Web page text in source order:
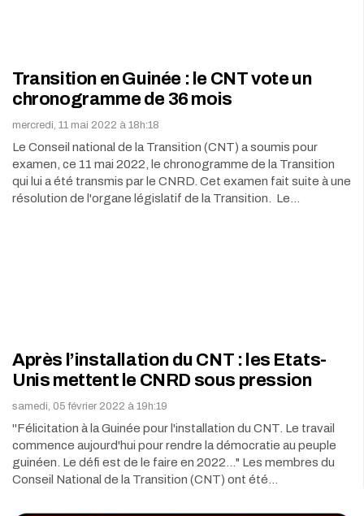
Transition en Guinée : le CNT vote un
chronogramme de 36 mois
mercredi, 11 mai 2022 à 18h:18
Le Conseil national de la Transition (CNT) a soumis pour
examen, ce 11 mai 2022, le chronogramme de la Transition
qui lui a été transmis par le CNRD. Cet examen fait suite à une
résolution de l'organe législatif de la Transition. Le…
Après l’installation du CNT : les Etats-
Unis mettent le CNRD sous pression
samedi, 05 février 2022 à 19h:19
''Félicitation à la Guinée pour l'installation du CNT. Le travail
commence aujourd'hui pour rendre la démocratie au peuple
guinéen. Le défi est de le faire en 2022..." Les membres du
Conseil National de la Transition (CNT) ont été…